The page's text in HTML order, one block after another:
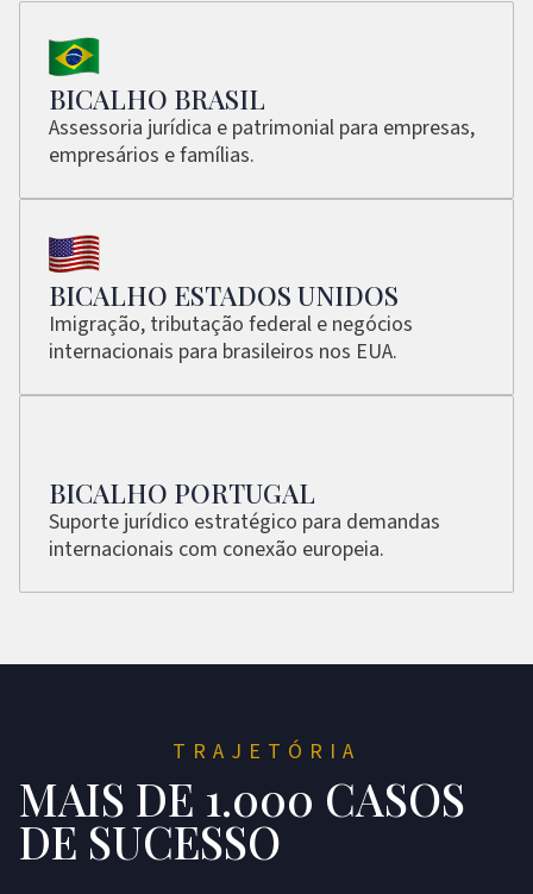
BICALHO BRASIL
Assessoria jurídica e patrimonial para empresas,
empresários e famílias.
BICALHO ESTADOS UNIDOS
Imigração, tributação federal e negócios
internacionais para brasileiros nos EUA.
BICALHO PORTUGAL
Suporte jurídico estratégico para demandas
internacionais com conexão europeia.
TRAJETÓRIA
MAIS DE 1.000 CASOS
DE SUCESSO